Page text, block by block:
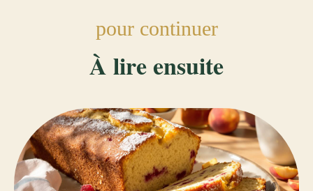
pour continuer
À lire ensuite